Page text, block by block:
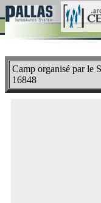
Camp organisé par le
16848